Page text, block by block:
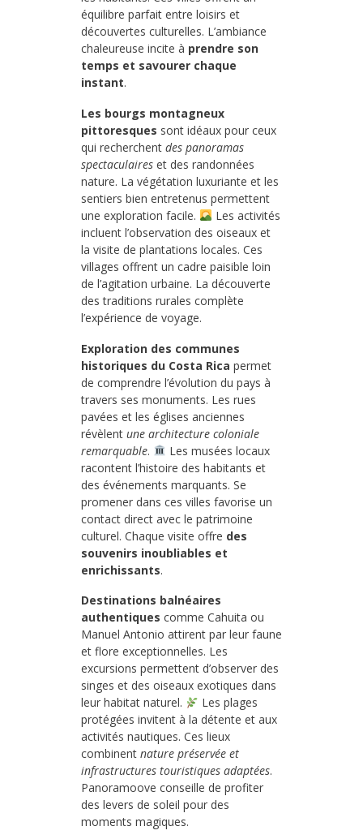
équilibre parfait entre loisirs et
découvertes culturelles. L’ambiance
chaleureuse incite à prendre son
temps et savourer chaque
instant.
Les bourgs montagneux
pittoresques sont idéaux pour ceux
qui recherchent des panoramas
spectaculaires et des randonnées
nature. La végétation luxuriante et les
sentiers bien entretenus permettent
une exploration facile.
Les activités
incluent l’observation des oiseaux et
la visite de plantations locales. Ces
villages offrent un cadre paisible loin
de l’agitation urbaine. La découverte
des traditions rurales complète
l’expérience de voyage.
Exploration des communes
historiques du Costa Rica permet
de comprendre l’évolution du pays à
travers ses monuments. Les rues
pavées et les églises anciennes
révèlent une architecture coloniale
remarquable.
Les musées locaux
racontent l’histoire des habitants et
des événements marquants. Se
promener dans ces villes favorise un
contact direct avec le patrimoine
culturel. Chaque visite offre des
souvenirs inoubliables et
enrichissants.
Destinations balnéaires
authentiques comme Cahuita ou
Manuel Antonio attirent par leur faune
et flore exceptionnelles. Les
excursions permettent d’observer des
singes et des oiseaux exotiques dans
leur habitat naturel.
Les plages
protégées invitent à la détente et aux
activités nautiques. Ces lieux
combinent nature préservée et
infrastructures touristiques adaptées.
Panoramoove conseille de profiter
des levers de soleil pour des
moments magiques.